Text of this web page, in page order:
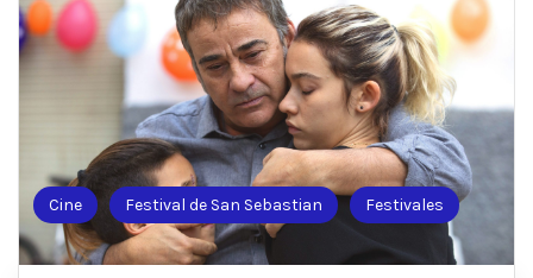
Cine Festival de San Sebastian Festivales